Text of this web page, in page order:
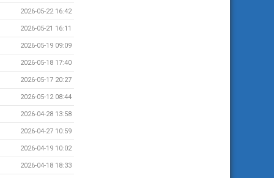
2026-05-22 16:42
2026-05-21 16:11
2026-05-19 09:09
2026-05-18 17:40
2026-05-17 20:27
2026-05-12 08:44
2026-04-28 13:58
2026-04-27 10:59
2026-04-19 10:02
2026-04-18 18:33